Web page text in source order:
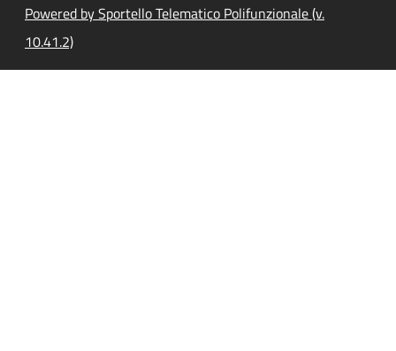
Powered by Sportello Telematico Polifunzionale (v.
10.41.2)